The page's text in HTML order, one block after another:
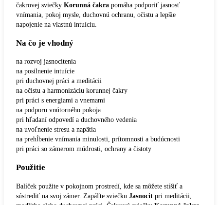
čakrovej sviečky Korunná čakra pomáha podporiť jasnosť
vnímania, pokoj mysle, duchovnú ochranu, očistu a lepšie
napojenie na vlastnú intuíciu.
Na čo je vhodný
na rozvoj jasnocítenia
na posilnenie intuície
pri duchovnej práci a meditácii
na očistu a harmonizáciu korunnej čakry
pri práci s energiami a vnemami
na podporu vnútorného pokoja
pri hľadaní odpovedí a duchovného vedenia
na uvoľnenie stresu a napätia
na prehĺbenie vnímania minulosti, prítomnosti a budúcnosti
pri práci so zámerom múdrosti, ochrany a čistoty
Použitie
Balíček použite v pokojnom prostredí, kde sa môžete stíšiť a
sústrediť na svoj zámer. Zapáľte sviečku Jasnocit pri meditácii,